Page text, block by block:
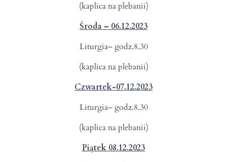
(kaplica na plebanii)
Środa – 06.12.2023
Liturgia– godz.8.30
(kaplica na plebanii)
Czwartek-07.12.2023
Liturgia– godz.8.30
(kaplica na plebanii)
Piątek 08.12.2023